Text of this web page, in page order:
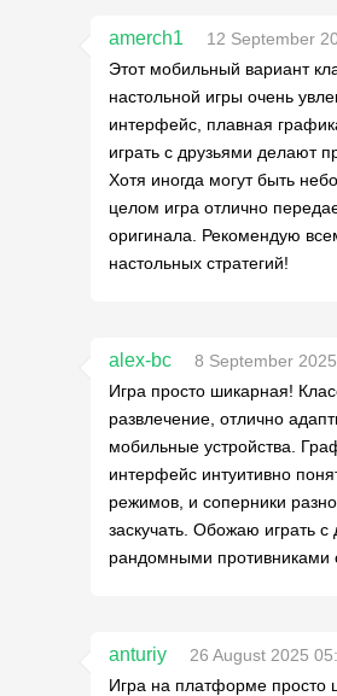
amerch1
12 September
Этот мобильный вариант
настольной игры очень
интерфейс, плавная
играть с друзьями делают
Хотя иногда могут быть
целом игра отлично
оригинала. Рекомендую
настольных стратегий!
alex-bc
8 September
Игра просто шикарная!
развлечение, отлично
мобильные устройства.
интерфейс интуитивно
режимов, и соперники
заскучать. Обожаю играть с
рандомными противниками
anturiy
26 August 2025
Игра на платформе просто